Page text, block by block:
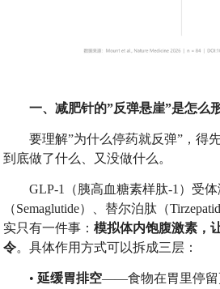
一、减肥针的”反弹悬崖”是怎么
要理解”为什么停药就反弹”，得
到底做了什么、又没做什么。
GLP-1（胰高血糖素样肽-1）受
（Semaglutide）、替尔泊肽（
实只有一件事：模拟体内饱腹激素，
令。具体作用方式可以拆成三层：
•延缓胃排空——食物在胃里停留